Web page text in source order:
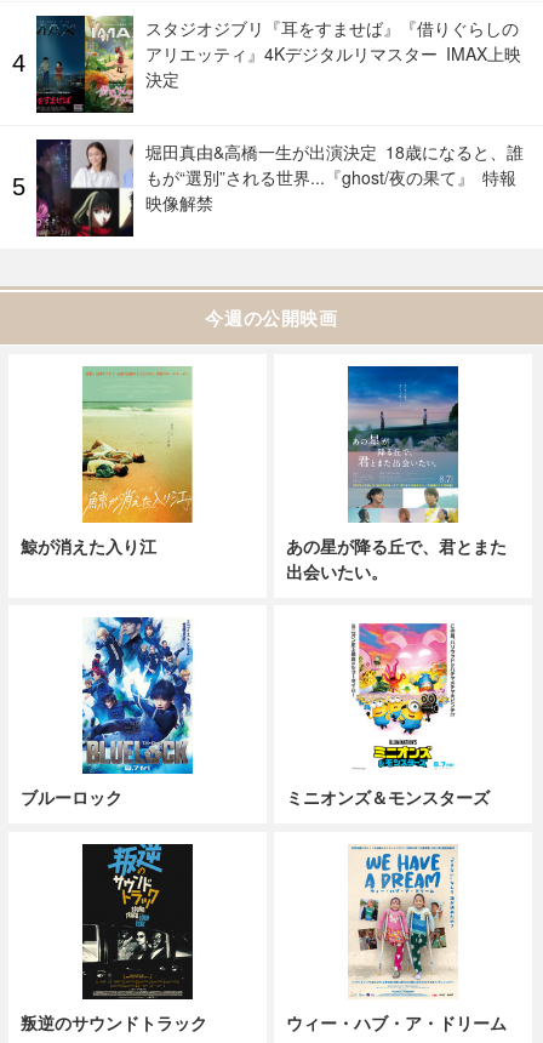
スタジオジブリ『耳をすませば』『借りぐらしの
アリエッティ』4Kデジタルリマスター IMAX上映
決定
堀田真由&高橋一生が出演決定 18歳になると、誰
もが“選別”される世界...『ghost/夜の果て』 特報
映像解禁
今週の公開映画
鯨が消えた入り江
あの星が降る丘で、君とまた
出会いたい。
ブルーロック ミニオンズ＆モンスターズ
叛逆のサウンドトラック ウィー・ハブ・ア・ドリーム